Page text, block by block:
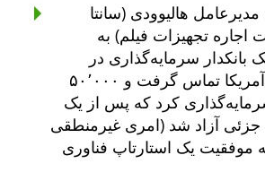
هالیوودی (سانتا
اجاره تجهیزات فیلم) به
بانکدار سرمایه‌گذاری در
ماساچوست آمریکا تماس گرفت و ۵۰٬۰۰۰
کرد که پس از یک
جزئی آزاد شد (امری غیرمنطقی
موفقیت یک استارتاپ فناوری